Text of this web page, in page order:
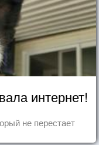
интернет!
не перестает